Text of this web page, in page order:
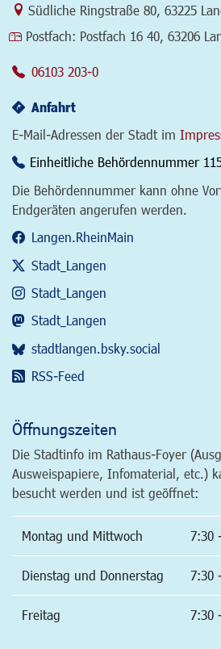
Link zur Google-Maps Navigation
Südliche Ringstraße 80 63225
Postfach: Postfach 16 40, 63206
06103 203-0
Anfahrt
E-Mail-Adressen der Stadt im
Einheitliche Behördennummer
Die Behördennummer kann ohne
Endgeräten angerufen werden.
Langen.RheinMain
Stadt_Langen
Stadt_Langen
Stadt_Langen
stadtlangen.bsky.social
RSS-Feed
Öffnungszeiten
Die Stadtinfo im Rathaus-Foyer
Ausweispapiere, Infomaterial, etc.)
besucht werden und ist geöffnet:
Montag und Mittwoch 7:30
Dienstag und Donnerstag 7:30
Freitag 7:30